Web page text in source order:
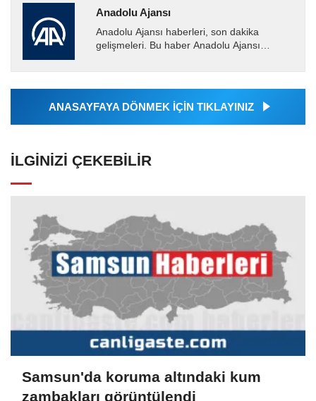
Anadolu Ajansı
Anadolu Ajansı haberleri, son dakika
gelişmeleri. Bu haber Anadolu Ajansı
tarafından geçilen tüm...
ANASAYFAYA DÖNMEK İÇİN TIKLAYINIZ
İLGINIZI ÇEKEBILIR
Samsun'da koruma altındaki kum
zambakları görüntülendi